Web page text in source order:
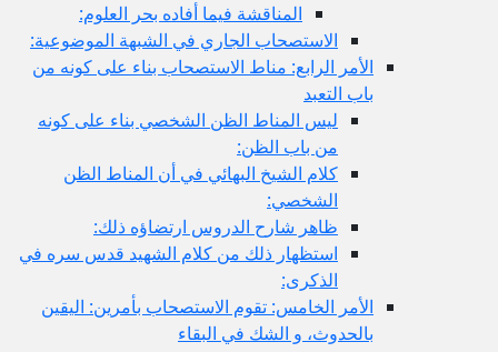
المناقشة فيما أفاده بحر العلوم:
الاستصحاب الجاري في الشبهة الموضوعية:
الأمر الرابع: مناط الاستصحاب بناء على كونه من
باب التعبد
ليس المناط الظن الشخصي بناء على كونه
من باب الظن:
كلام الشيخ البهائي في أن المناط الظن
الشخصي:
ظاهر شارح الدروس ارتضاؤه ذلك:
استظهار ذلك من كلام الشهيد قدس سره في
الذكرى:
الأمر الخامس: تقوم الاستصحاب بأمرين: اليقين
بالحدوث، و الشك في البقاء